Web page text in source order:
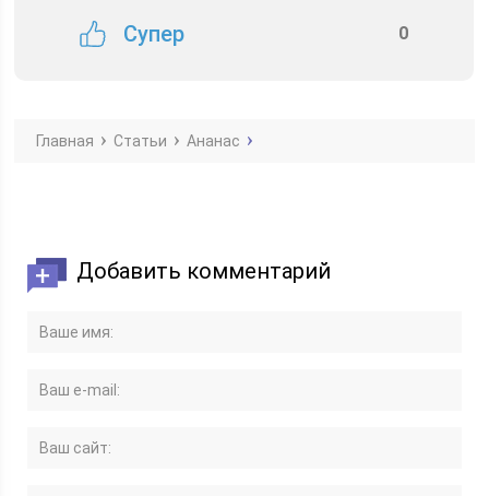
Супер 0
Главная Статьи Ананас
Добавить комментарий